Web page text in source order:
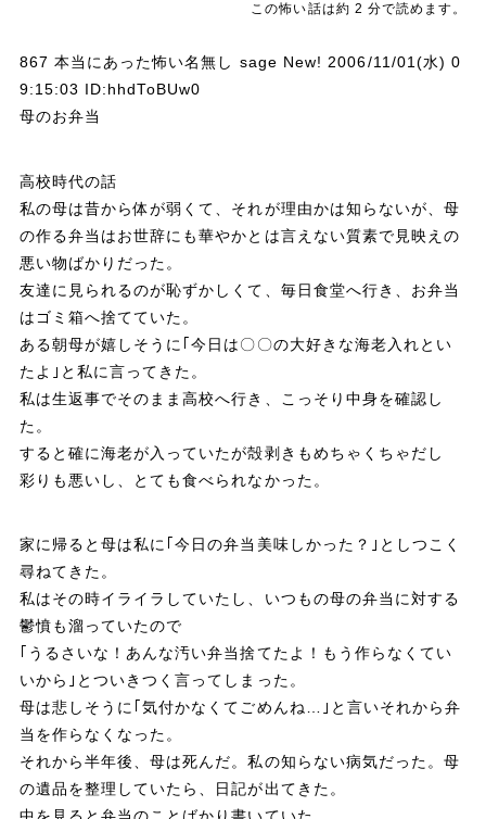
e
r
b
o
k
e
n
この怖い話は約 2 分で読めます。
867 本当にあった怖い名無し sage New! 2006/11/01(水) 0
9:15:03 ID:hhdToBUw0
母のお弁当
高校時代の話
私の母は昔から体が弱くて、それが理由かは知らないが、母
の作る弁当はお世辞にも華やかとは言えない質素で見映えの
悪い物ばかりだった。
友達に見られるのが恥ずかしくて、毎日食堂へ行き、お弁当
はゴミ箱へ捨てていた。
ある朝母が嬉しそうに｢今日は〇〇の大好きな海老入れとい
たよ｣と私に言ってきた。
私は生返事でそのまま高校へ行き、こっそり中身を確認し
た。
すると確に海老が入っていたが殻剥きもめちゃくちゃだし
彩りも悪いし、とても食べられなかった。
家に帰ると母は私に｢今日の弁当美味しかった？｣としつこく
尋ねてきた。
私はその時イライラしていたし、いつもの母の弁当に対する
鬱憤も溜っていたので
｢うるさいな！あんな汚い弁当捨てたよ！もう作らなくてい
いから｣とついきつく言ってしまった。
母は悲しそうに｢気付かなくてごめんね…｣と言いそれから弁
当を作らなくなった。
それから半年後、母は死んだ。私の知らない病気だった。母
の遺品を整理していたら、日記が出てきた。